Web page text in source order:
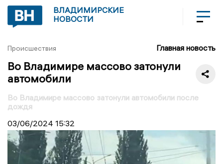
ВЛАДИМИРСКИЕ
НОВОСТИ
Происшествия Главная новость
Во Владимире массово затонули
автомобили
Во Владимире массово затонули автомобили после
дождя
03/06/2024 15:32